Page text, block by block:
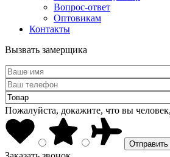
Вопрос-ответ
Оптовикам
Контакты
Вызвать замерщика
Пожалуйста, докажите, что вы